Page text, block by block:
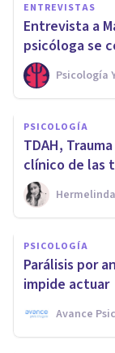
ENTREVISTAS
Entrevista a
psicóloga se
Psicología
PSICOLOGÍA
TDAH,
clínico de las
PSICOLOGÍA
Parálisis por
impide actuar
Avance